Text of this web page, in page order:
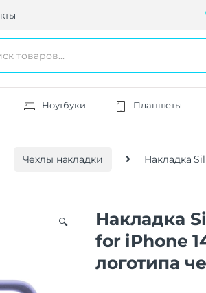
Ноутбуки Планшеты
Чехлы накладки Накладка
🔍
Накладка
for iPhone
логотипа